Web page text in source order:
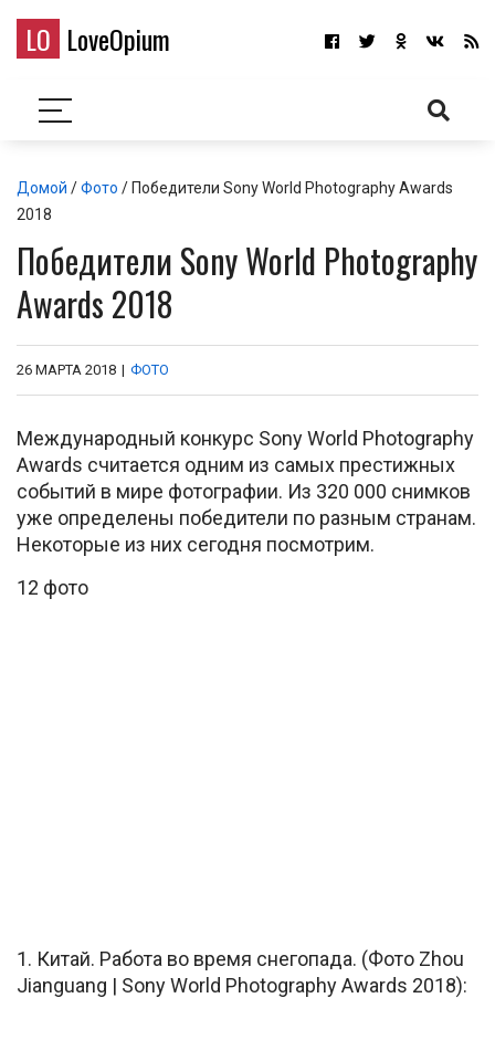
LO LoveOpium
Домой /Фото / Победители Sony World Photography Awards
2018
Победители Sony World Photography
Awards 2018
26 МАРТА 2018 | ФОТО
Международный конкурс Sony World Photography
Awards считается одним из самых престижных
событий в мире фотографии. Из 320 000 снимков
уже определены победители по разным странам.
Некоторые из них сегодня посмотрим.
12 фото
1. Китай. Работа во время снегопада. (Фото Zhou
Jianguang | Sony World Photography Awards 2018):